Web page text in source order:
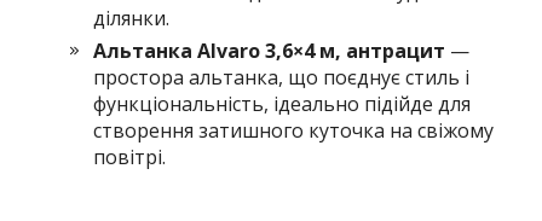
ділянки.
Альтанка Alvaro 3,6×4 м, антрацит —
простора альтанка, що поєднує стиль і
функціональність, ідеально підійде для
створення затишного куточка на свіжому
повітрі.